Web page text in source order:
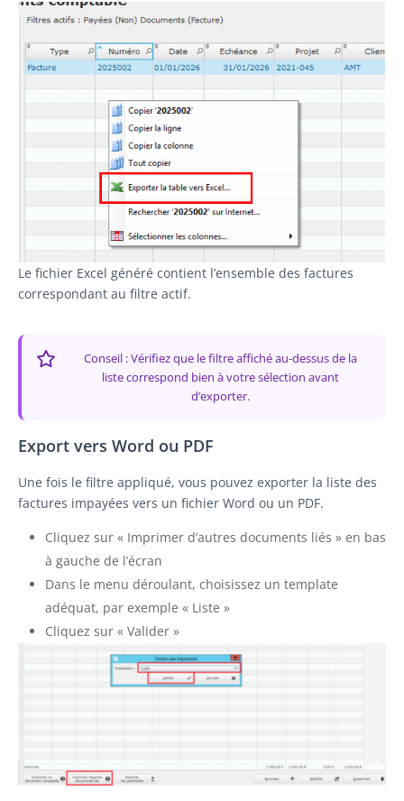
Le fichier Excel généré contient l’ensemble des factures
correspondant au filtre actif.
Conseil : Vérifiez que le filtre affiché au-dessus de la
liste correspond bien à votre sélection avant
d’exporter.
Export vers Word ou PDF
Une fois le filtre appliqué, vous pouvez exporter la liste des
factures impayées vers un fichier Word ou un PDF.
Cliquez sur « Imprimer d’autres documents liés » en bas
à gauche de l’écran
Dans le menu déroulant, choisissez un template
adéquat, par exemple « Liste »
Cliquez sur « Valider »